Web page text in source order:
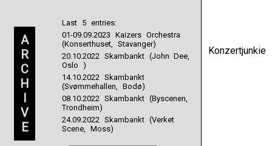
A
R
C
H
I
V
E
Last 5 entries:
01-09.09.2023 Kaizers Orchestra
(Konserthuset, Stavanger)
20.10.2022 Skambankt (John Dee,
Oslo )
14.10.2022 Skambankt
(Svømmehallen, Bodø)
08.10.2022 Skambankt (Byscenen,
Trondheim)
24.09.2022 Skambankt (Verket
Scene, Moss)